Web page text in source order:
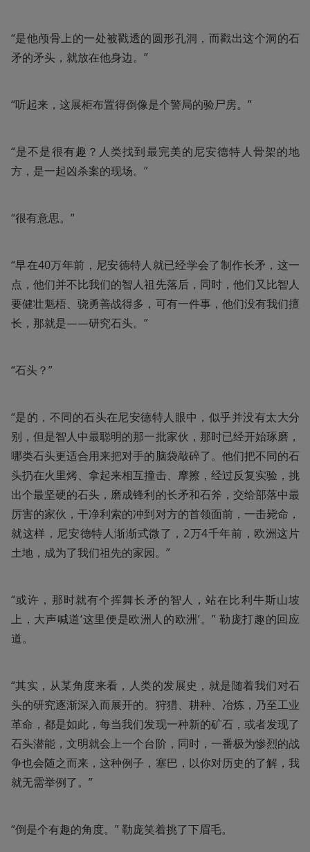
“是他颅骨上的一处被戳透的圆形孔洞，而戳出这个洞的石
矛的矛头，就放在他身边。”
“听起来，这展柜布置得倒像是个警局的验尸房。”
“是不是很有趣？人类找到最完美的尼安德特人骨架的地
方，是一起凶杀案的现场。”
“很有意思。”
“早在40万年前，尼安德特人就已经学会了制作长矛，这一
点，他们并不比我们的智人祖先落后，同时，他们又比智人
要健壮魁梧、骁勇善战得多，可有一件事，他们没有我们擅
长，那就是——研究石头。”
“石头？”
“是的，不同的石头在尼安德特人眼中，似乎并没有太大分
别，但是智人中最聪明的那一批家伙，那时已经开始琢磨，
哪类石头更适合用来把对手的脑袋敲碎了。他们把不同的石
头扔在火里烤、拿起来相互撞击、摩擦，经过反复实验，挑
出个最坚硬的石头，磨成锋利的长矛和石斧，交给部落中最
厉害的家伙，干净利索的冲到对方的首领面前，一击毙命，
就这样，尼安德特人渐渐式微了，2万4千年前，欧洲这片
土地，成为了我们祖先的家园。”
“或许，那时就有个挥舞长矛的智人，站在比利牛斯山坡
上，大声喊道‘这里便是欧洲人的欧洲’。” 勒庞打趣的回应
道。
“其实，从某角度来看，人类的发展史，就是随着我们对石
头的研究逐渐深入而展开的。狩猎、耕种、冶炼，乃至工业
革命，都是如此，每当我们发现一种新的矿石，或者发现了
石头潜能，文明就会上一个台阶，同时，一番极为惨烈的战
争也会随之而来，这种例子，塞巴，以你对历史的了解，我
就无需举例了。”
“倒是个有趣的角度。” 勒庞笑着挑了下眉毛。